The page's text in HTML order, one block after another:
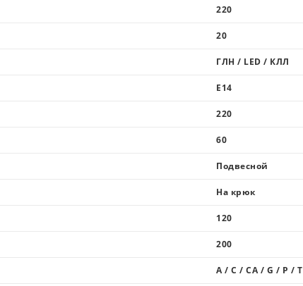
220
20
ГЛН / LED / КЛЛ
E14
220
60
Подвесной
На крюк
120
200
A / C / CA / G / P / T